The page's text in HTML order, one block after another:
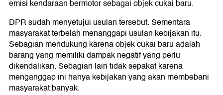
emisi kendaraan bermotor sebagai objek cukai baru.
DPR sudah menyetujui usulan tersebut. Sementara
masyarakat terbelah menanggapi usulan kebijakan itu.
Sebagian mendukung karena objek cukai baru adalah
barang yang memiliki dampak negatif yang perlu
dikendalikan. Sebagian lain tidak sepakat karena
menganggap ini hanya kebijakan yang akan membebani
masyarakat banyak.